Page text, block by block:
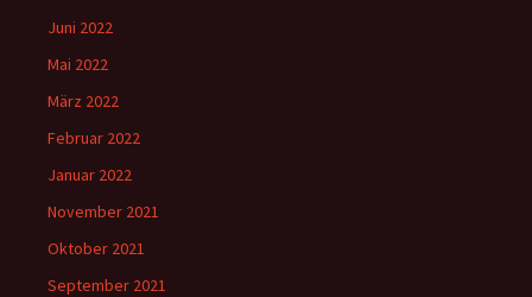
Juni 2022
Mai 2022
März 2022
Februar 2022
Januar 2022
November 2021
Oktober 2021
September 2021